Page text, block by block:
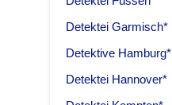
Detektei Garmisch*
Detektive Hamburg*
Detektei Hannover*